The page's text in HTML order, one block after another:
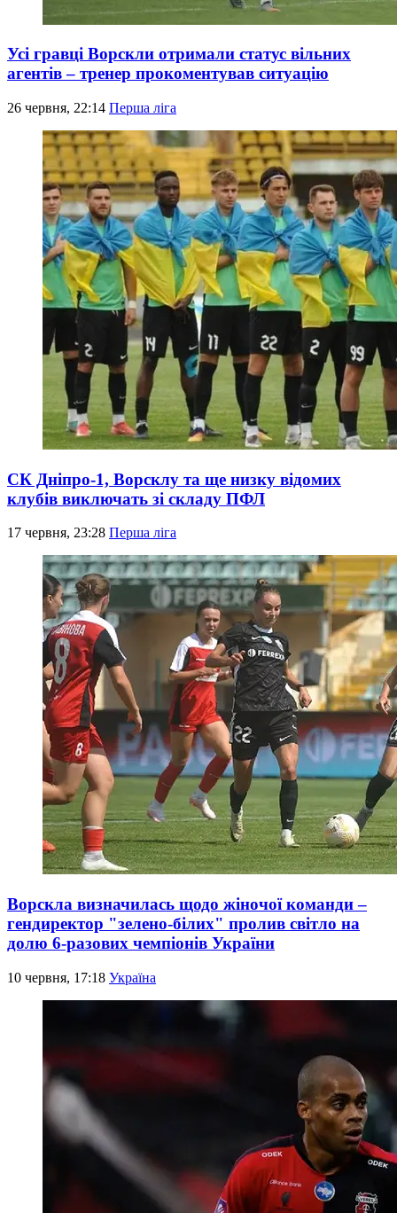
Усі гравці Ворскли отримали статус вільних
агентів – тренер прокоментував ситуацію
26 червня, 22:14 Перша ліга
СК Дніпро-1, Ворсклу та ще низку відомих
клубів виключать зі складу ПФЛ
17 червня, 23:28 Перша ліга
Ворскла визначилась щодо жіночої команди –
гендиректор "зелено-білих" пролив світло на
долю 6-разових чемпіонів України
10 червня, 17:18 Україна